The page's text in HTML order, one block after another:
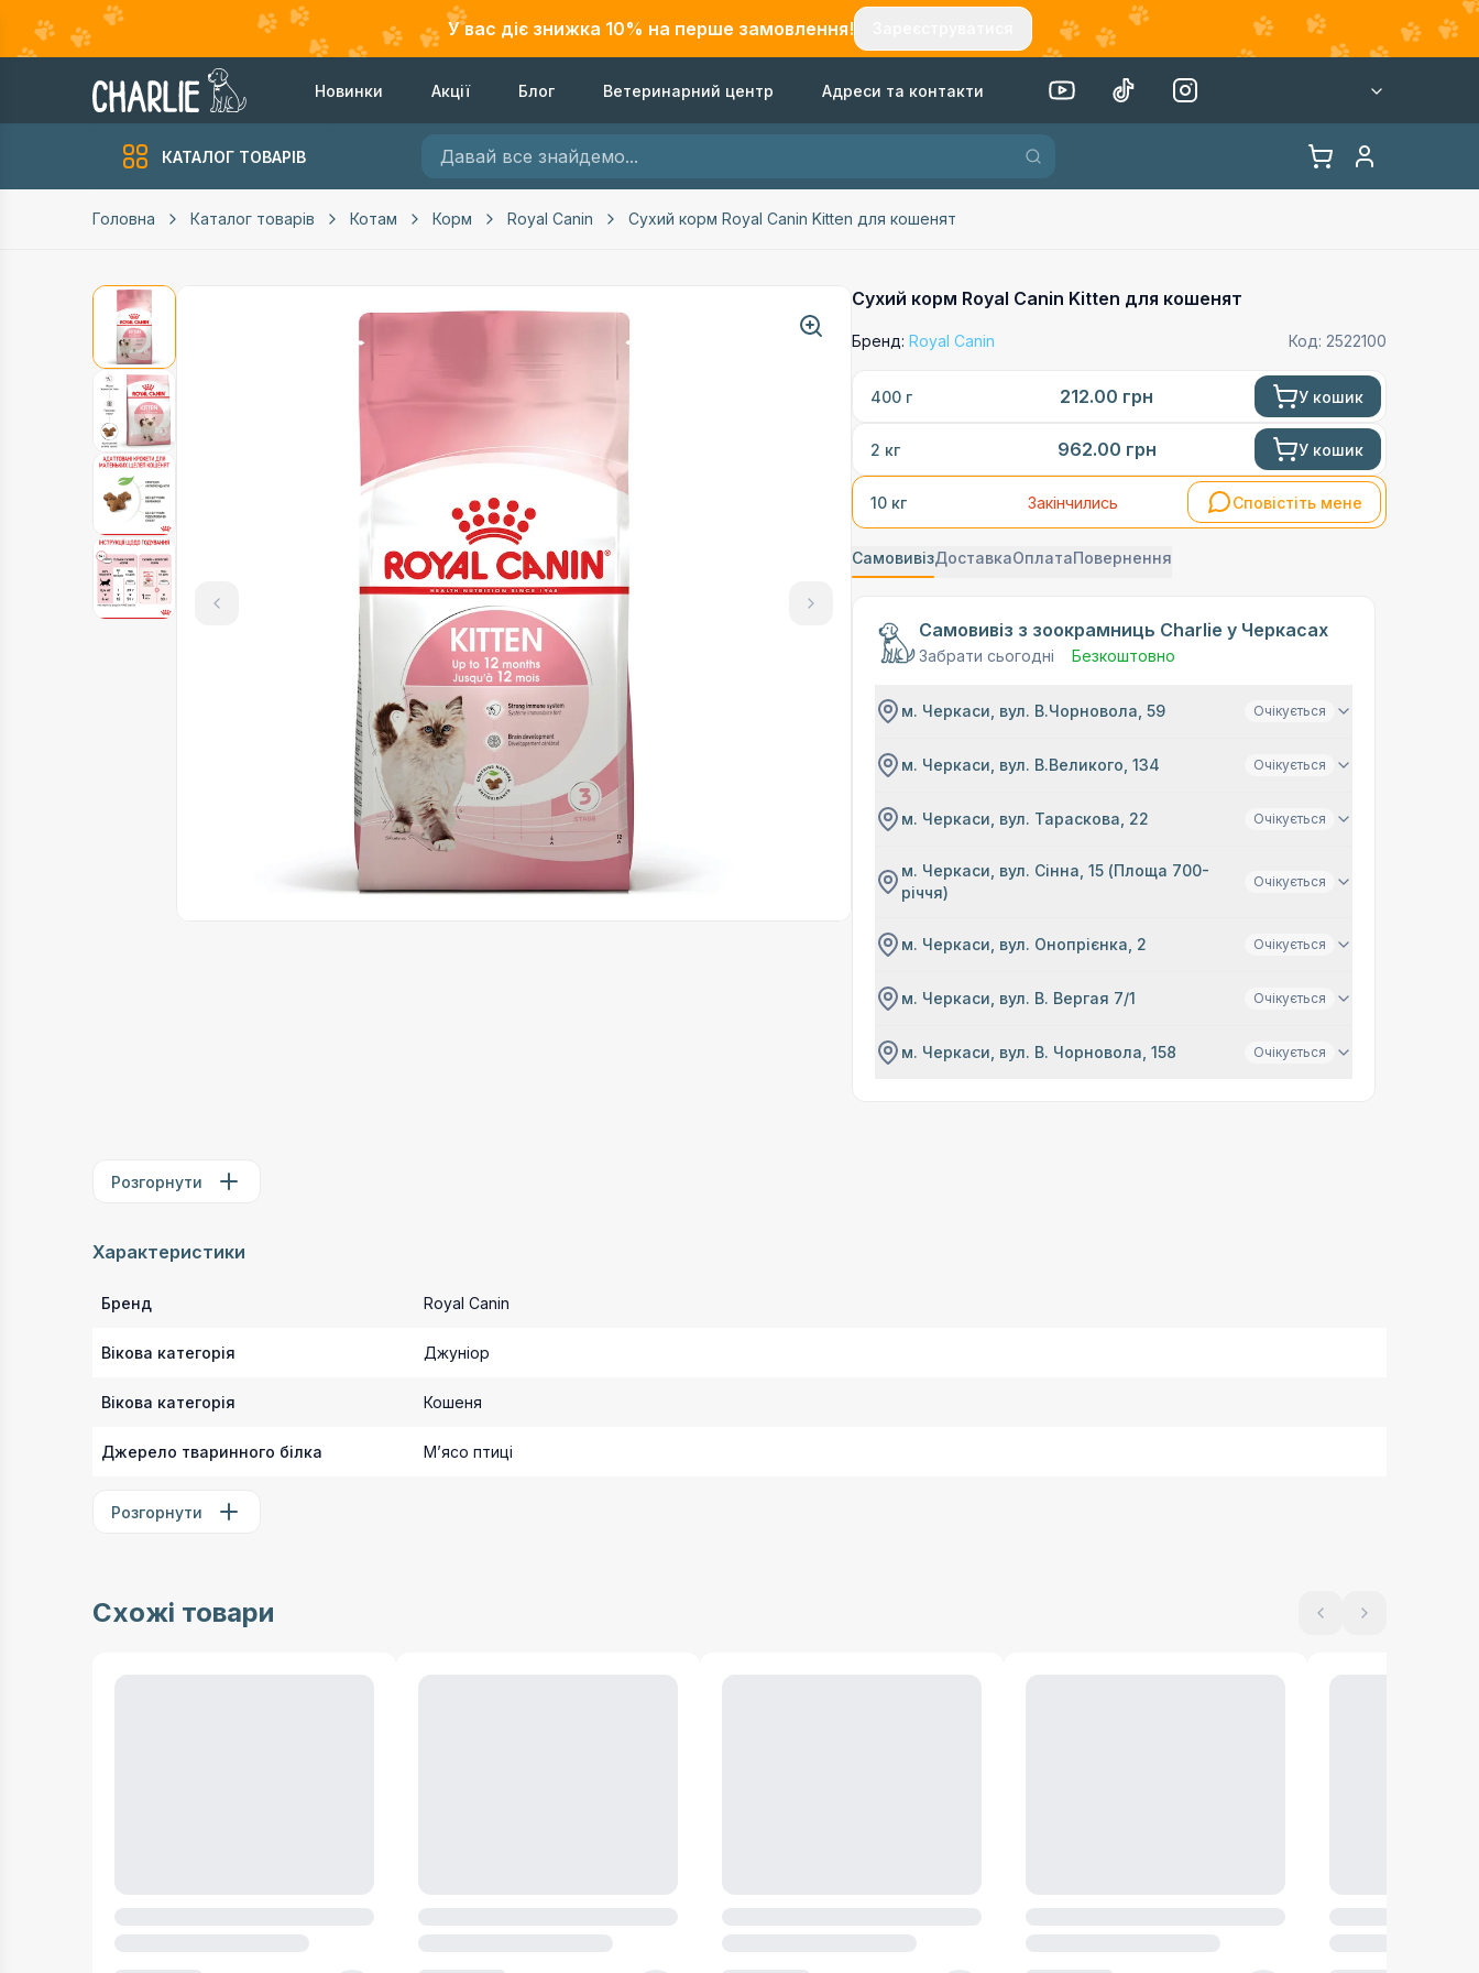
У вас діє знижка 10% на перше замовлення!
Новинки Акції Блог Ветеринарний центр Адреси та контакти
КАТАЛОГ ТОВАРІВ
Головна Каталог товарів Котам Корм Royal Canin Сухий корм Royal Canin Kitten для кошенят
Сухий корм Royal Canin Kitten для кошенят
Бренд: Royal Canin Код: 2522100
400 г 212.00 грн У кошик
2 кг 962.00 грн У кошик
10 кг Закінчились Сповістіть мене
СамовивізДоставкаОплатаПовернення
Самовивіз з зоокрамниць Charlie у Черкасах
Забрати сьогодні Безкоштовно
м. Черкаси, вул. В.Чорновола, 59 Очікується
м. Черкаси, вул. В.Великого, 134 Очікується
м. Черкаси, вул. Тараскова, 22 Очікується
м. Черкаси, вул. Сінна, 15 (Площа 700-
річчя)
Очікується
м. Черкаси, вул. Онопрієнка, 2 Очікується
м. Черкаси, вул. В. Вергая 7/1 Очікується
м. Черкаси, вул. В. Чорновола, 158 Очікується
Розгорнути
Характеристики
Бренд Royal Canin
Вікова категорія Джуніор
Вікова категорія Кошеня
Джерело тваринного білка Мʼясо птиці
Розгорнути
Схожі товари